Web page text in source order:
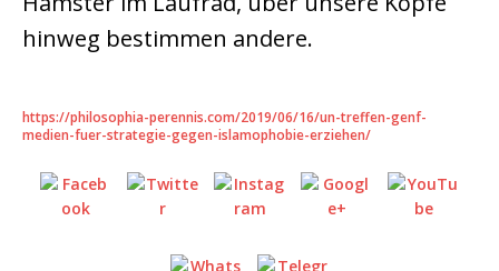
hinweg bestimmen andere.
https://philosophia-perennis.com/2019/06/16/un-treffen-genf-
medien-fuer-strategie-gegen-islamophobie-erziehen/